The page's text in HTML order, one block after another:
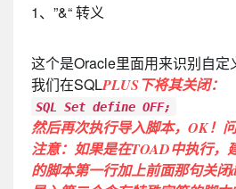
1、”&“ 转义
这个是Oracle里面用来识别自定
我们在SQLPLUS下将其关闭：
SQL Set define OFF;
然后再次执行导入脚本，OK！问
注意：如果是在TOAD中执行，
的脚本第一行加上前面那句关闭